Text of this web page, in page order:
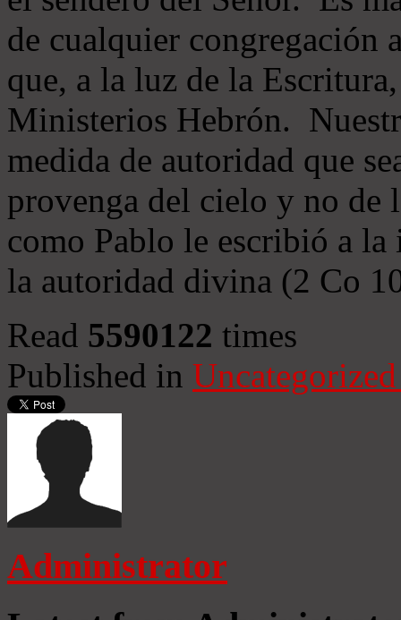
de cualquier congregación
que, a la luz de la
Ministerios Hebrón.
medida de autoridad que
provenga del cielo y no de
como Pablo le escribió a
la autoridad divina (2 Co
Read 5590122 times
Published in
Administrator